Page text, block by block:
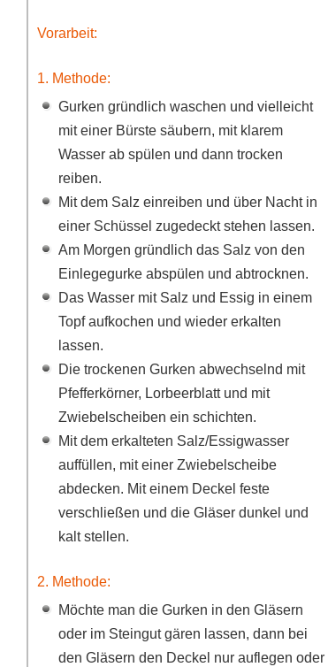
Vorarbeit:
1. Methode:
Gurken gründlich waschen und vielleicht
mit einer Bürste säubern, mit klarem
Wasser ab spülen und dann trocken
reiben.
Mit dem Salz einreiben und über Nacht in
einer Schüssel zugedeckt stehen lassen.
Am Morgen gründlich das Salz von den
Einlegegurke abspülen und abtrocknen.
Das Wasser mit Salz und Essig in einem
Topf aufkochen und wieder erkalten
lassen.
Die trockenen Gurken abwechselnd mit
Pfefferkörner, Lorbeerblatt und mit
Zwiebelscheiben ein schichten.
Mit dem erkalteten Salz/Essigwasser
auffüllen, mit einer Zwiebelscheibe
abdecken. Mit einem Deckel feste
verschließen und die Gläser dunkel und
kalt stellen.
2. Methode:
Möchte man die Gurken in den Gläsern
oder im Steingut gären lassen, dann bei
den Gläsern den Deckel nur auflegen oder